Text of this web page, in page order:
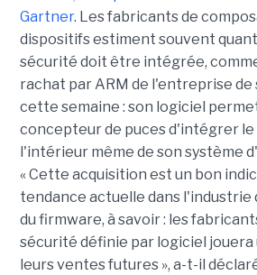
Gartner. Les fabricants de
dispositifs estiment souvent quant
sécurité doit être intégrée,
rachat par ARM de l'entreprise
cette semaine : son logiciel
concepteur de puces d'intégrer le
l'intérieur même de son système
« Cette acquisition est un bon
tendance actuelle dans l'industrie
du firmware, à savoir : les
sécurité définie par logiciel jouera
leurs ventes futures », a-t-il